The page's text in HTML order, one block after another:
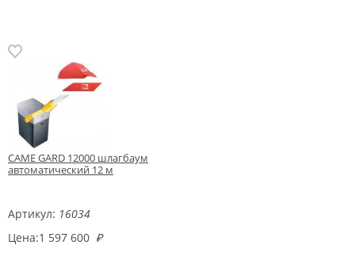
CAME GARD 12000 шлагбаум
автоматический 12 м
Артикул: 16034
Цена:1 597 600 ₽